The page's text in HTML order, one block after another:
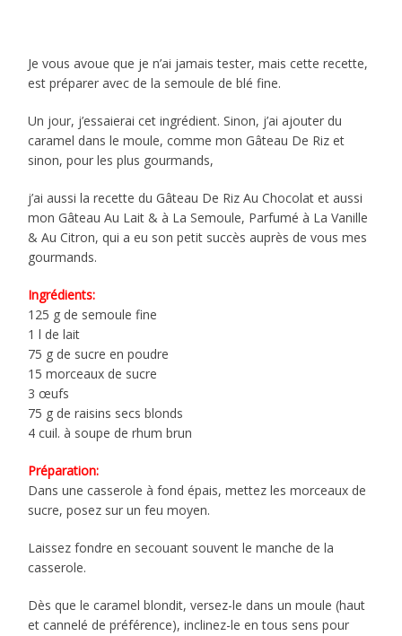
Je vous avoue que je n’ai jamais tester, mais cette recette,
est préparer avec de la semoule de blé fine.
Un jour, j’essaierai cet ingrédient. Sinon, j’ai ajouter du
caramel dans le moule, comme mon Gâteau De Riz et
sinon, pour les plus gourmands,
j’ai aussi la recette du Gâteau De Riz Au Chocolat et aussi
mon Gâteau Au Lait & à La Semoule, Parfumé à La Vanille
& Au Citron, qui a eu son petit succès auprès de vous mes
gourmands.
Ingrédients:
125 g de semoule fine
1 l de lait
75 g de sucre en poudre
15 morceaux de sucre
3 œufs
75 g de raisins secs blonds
4 cuil. à soupe de rhum brun
Préparation:
Dans une casserole à fond épais, mettez les morceaux de
sucre, posez sur un feu moyen.
Laissez fondre en secouant souvent le manche de la
casserole.
Dès que le caramel blondit, versez-le dans un moule (haut
et cannelé de préférence), inclinez-le en tous sens pour